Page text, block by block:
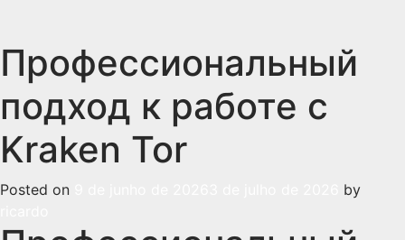
Профессиональный
подход к работе с
Kraken Tor
Posted on
by